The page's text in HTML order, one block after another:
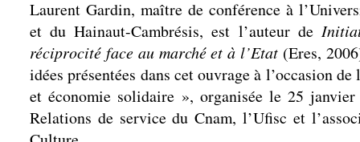
Laurent Gardin, maître de conférence à
et du Hainaut-Cambrésis, est l’auteur de
réciprocité face au marché et à l’Etat (Eres,
idées présentées dans cet ouvrage à l’occasion
et économie solidaire », organisée le 25
Relations de service du Cnam, l’Ufisc et